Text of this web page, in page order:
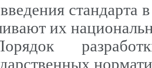
стандарта
их